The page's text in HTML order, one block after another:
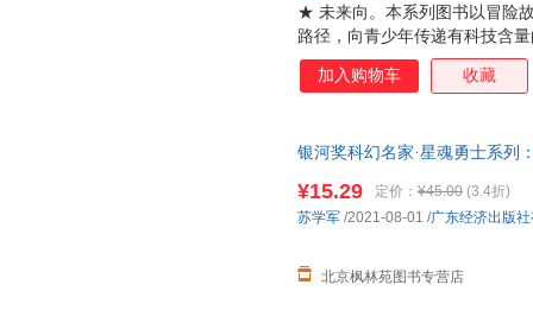
★ 未来向。本系列图书以冒险
路径，向青少年传递有科技含
话题向，紧贴国家战略发展方
际远航到人工智能，从星际战
加入购物车 收藏
银河奖科幻名家·星魂勇士系列
（书名没写全多少册的均为单
¥15.29 定价： ¥45.00 (3.4折)
北京枫林苑图书专营店
苏学军 /2021-08-01 /广东经济出版